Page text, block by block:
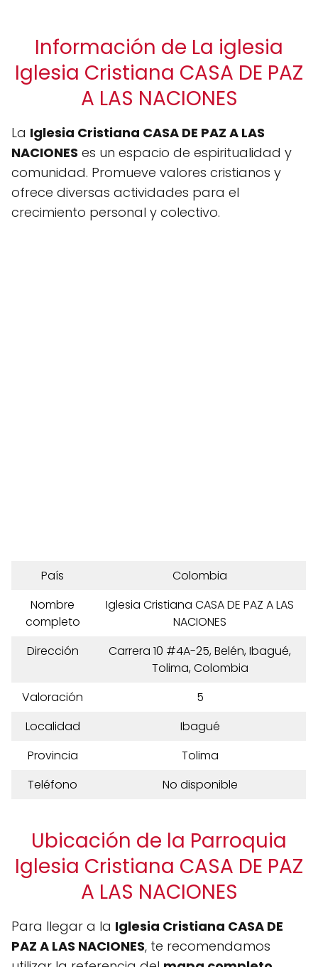
Información de La iglesia
Iglesia Cristiana CASA DE PAZ
A LAS NACIONES
La Iglesia Cristiana CASA DE PAZ A LAS
NACIONES es un espacio de espiritualidad y
comunidad. Promueve valores cristianos y
ofrece diversas actividades para el
crecimiento personal y colectivo.
País
Colombia
Nombre
completo
Iglesia Cristiana CASA DE PAZ A LAS
NACIONES
Dirección
Carrera 10 #4A-25, Belén, Ibagué,
Tolima, Colombia
Valoración
5
Localidad
Ibagué
Provincia
Tolima
Teléfono
No disponible
Ubicación de la Parroquia
Iglesia Cristiana CASA DE PAZ
A LAS NACIONES
Para llegar a la Iglesia Cristiana CASA DE
PAZ A LAS NACIONES, te recomendamos